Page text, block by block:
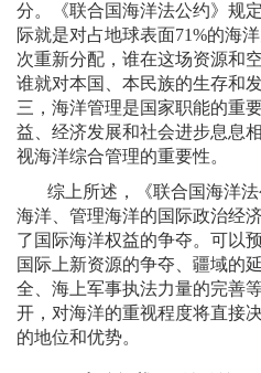
分。《联合国海洋法公约》规
际就是对占地球表面71%的海
次重新分配，谁在这场资源和
谁就对本国、本民族的生存和
三，海洋管理是国家职能的重
益、经济发展和社会进步息息
视海洋综合管理的重要性。
综上所述，《联合国海洋
海洋、管理海洋的国际政治经
了国际海洋权益的争夺。可以
国际上新资源的争夺、疆域的
全、海上军事执法力量的完善
开，对海洋的重视程度将直接
的地位和优势。